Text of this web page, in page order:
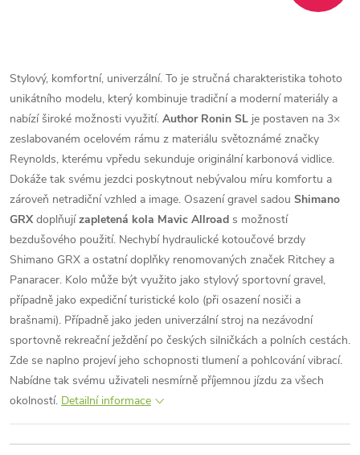
Stylový, komfortní, univerzální. To je stručná charakteristika tohoto
unikátního modelu, který kombinuje tradiční a moderní materiály a
nabízí široké možnosti využití. Author Ronin SL je postaven na 3×
zeslabovaném ocelovém rámu z materiálu světoznámé značky
Reynolds, kterému vpředu sekunduje originální karbonová vidlice.
Dokáže tak svému jezdci poskytnout nebývalou míru komfortu a
zároveň netradiční vzhled a image. Osazení gravel sadou Shimano
GRX doplňujízapletená kola Mavic Allroad s možností
bezdušového použití. Nechybí hydraulické kotoučové brzdy
Shimano GRX a ostatní doplňky renomovaných značek Ritchey a
Panaracer. Kolo může být využito jako stylový sportovní gravel,
případně jako expediční turistické kolo (při osazení nosiči a
brašnami). Případně jako jeden univerzální stroj na nezávodní
sportovně rekreační ježdění po českých silničkách a polních cestách.
Zde se naplno projeví jeho schopnosti tlumení a pohlcování vibrací.
Nabídne tak svému uživateli nesmírně příjemnou jízdu za všech
okolností. Detailní informace